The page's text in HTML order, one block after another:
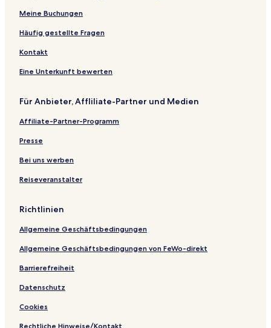
Meine Buchungen
Häufig gestellte Fragen
Kontakt
Eine Unterkunft bewerten
Für Anbieter, Affliliate-Partner und Medien
Affiliate-Partner-Programm
Presse
Bei uns werben
Reiseveranstalter
Richtlinien
Allgemeine Geschäftsbedingungen
Allgemeine Geschäftsbedingungen von FeWo-direkt
Barrierefreiheit
Datenschutz
Cookies
Rechtliche Hinweise/Kontakt